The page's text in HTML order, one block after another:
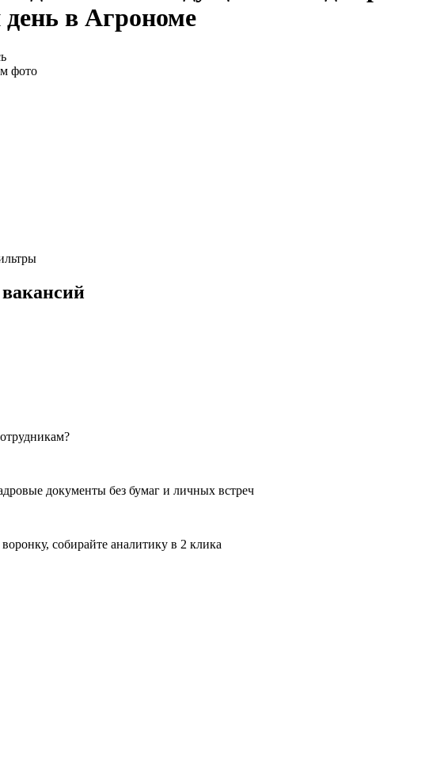
в Агрономе
фото
документы без бумаг и личных встреч
собирайте аналитику в 2 клика